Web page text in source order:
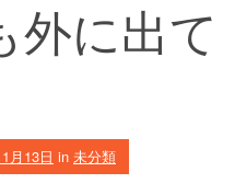
外に出て
月13日 in 未分類